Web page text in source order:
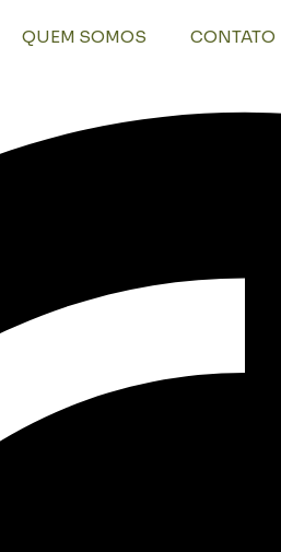
QUEM SOMOS CONTATO